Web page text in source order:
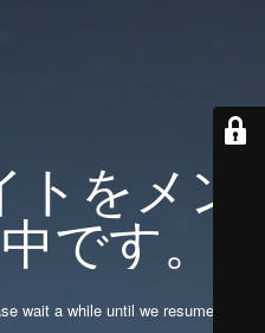
をメン
です。
wait a while until we resume.